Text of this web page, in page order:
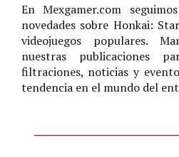
En Mexgamer.com
novedades sobre Honkai:
videojuegos populares.
nuestras publicaciones
filtraciones, noticias y
tendencia en el mundo del